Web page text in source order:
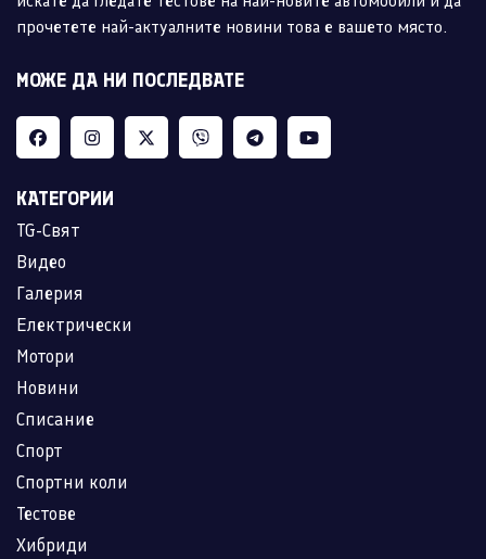
прочетете най-актуалните новини това е вашето място.
МОЖЕ ДА НИ ПОСЛЕДВАТЕ
КАТЕГОРИИ
TG-Свят
Видео
Галерия
Електрически
Мотори
Новини
Списание
Спорт
Спортни коли
Тестове
Хибриди